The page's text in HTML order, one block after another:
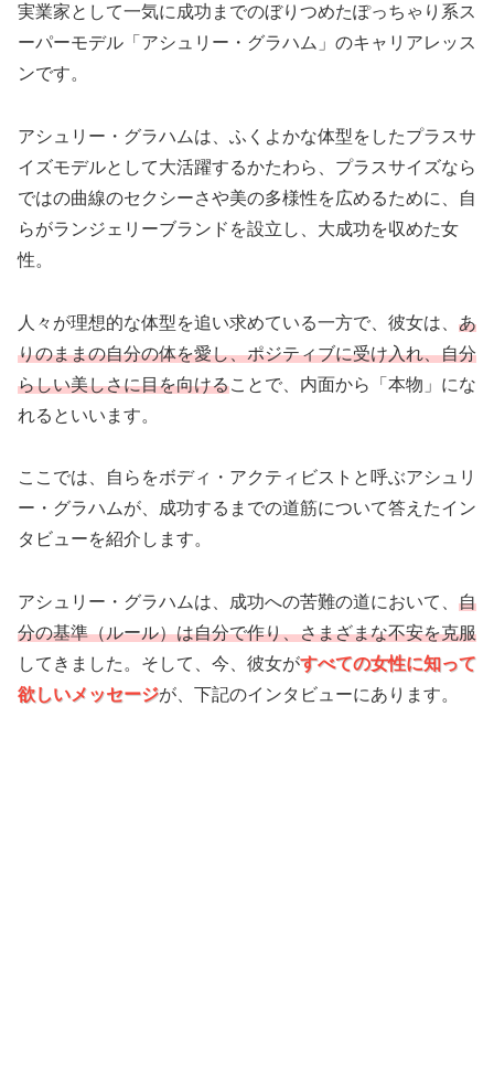
実業家として一気に成功までのぼりつめたぽっちゃり系ス
ーパーモデル「アシュリー・グラハム」のキャリアレッス
ンです。
アシュリー・グラハムは、ふくよかな体型をしたプラスサ
イズモデルとして大活躍するかたわら、プラスサイズなら
ではの曲線のセクシーさや美の多様性を広めるために、自
らがランジェリーブランドを設立し、大成功を収めた女
性。
人々が理想的な体型を追い求めている一方で、彼女は、 あ
りのままの自分の体を愛し、ポジティブに受け入れ、自分
らしい美しさに目を向けることで、内面から「本物」にな
れるといいます。
ここでは、自らをボディ・アクティビストと呼ぶアシュリ
ー・グラハムが、成功するまでの道筋について答えたイン
タビューを紹介します。
アシュリー・グラハムは、成功への苦難の道において、 自
分の基準（ルール）は自分で作り、さまざまな不安を克服
してきました。そして、今、彼女がすべての女性に知って
欲しいメッセージが、下記のインタビューにあります。